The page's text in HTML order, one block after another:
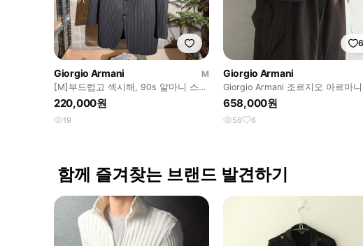
Giorgio Armani
M
[M]부드럽고 섹시해, 90s 알마니 스트
라이프 핀스트라이프 자켓
220,000원
19
6
Giorgio Armani
Giorgio Armani 조르지오 아르마니
트리밍 롱 레더 무스탕
658,000원
56 6
함께 즐겨찾는 브랜드 발견하기